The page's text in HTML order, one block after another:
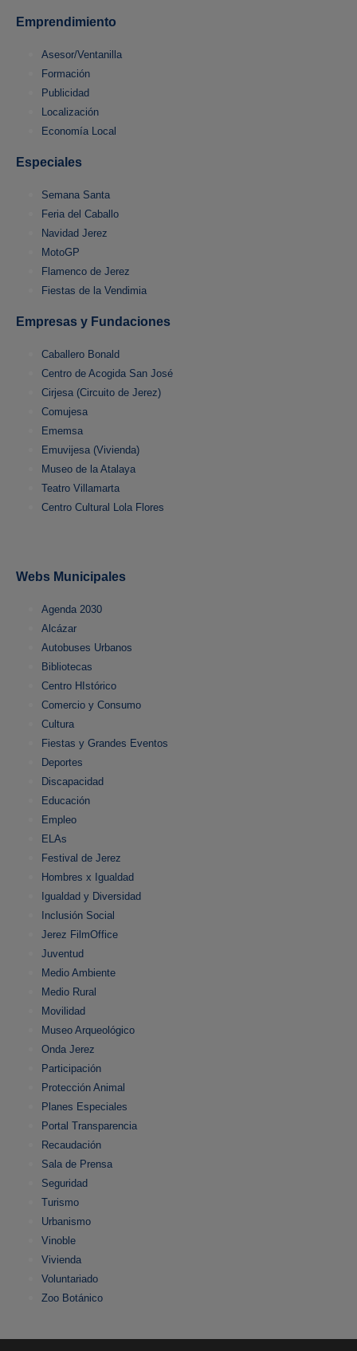
Emprendimiento
Asesor/Ventanilla
Formación
Publicidad
Localización
Economía Local
Especiales
Semana Santa
Feria del Caballo
Navidad Jerez
MotoGP
Flamenco de Jerez
Fiestas de la Vendimia
Empresas y Fundaciones
Caballero Bonald
Centro de Acogida San José
Cirjesa (Circuito de Jerez)
Comujesa
Ememsa
Emuvijesa (Vivienda)
Museo de la Atalaya
Teatro Villamarta
Centro Cultural Lola Flores
Webs Municipales
Agenda 2030
Alcázar
Autobuses Urbanos
Bibliotecas
Centro HIstórico
Comercio y Consumo
Cultura
Fiestas y Grandes Eventos
Deportes
Discapacidad
Educación
Empleo
ELAs
Festival de Jerez
Hombres x Igualdad
Igualdad y Diversidad
Inclusión Social
Jerez FilmOffice
Juventud
Medio Ambiente
Medio Rural
Movilidad
Museo Arqueológico
Onda Jerez
Participación
Protección Animal
Planes Especiales
Portal Transparencia
Recaudación
Sala de Prensa
Seguridad
Turismo
Urbanismo
Vinoble
Vivienda
Voluntariado
Zoo Botánico